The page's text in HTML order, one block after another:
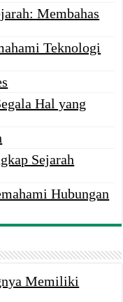
Membahas
Teknologi
Hal yang
Sejarah
Hubungan
Memiliki